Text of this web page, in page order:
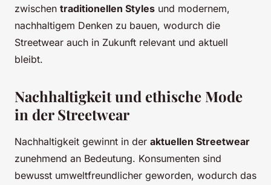
zwischen traditionellen Styles und modernem,
nachhaltigem Denken zu bauen, wodurch die
Streetwear auch in Zukunft relevant und aktuell
bleibt.
Nachhaltigkeit und ethische Mode
in der Streetwear
Nachhaltigkeit gewinnt in der aktuellen Streetwear
zunehmend an Bedeutung. Konsumenten sind
bewusst umweltfreundlicher geworden, wodurch das